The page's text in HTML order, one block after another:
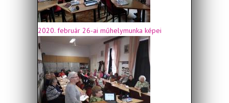
2020. február 26-ai műhelymunka képei